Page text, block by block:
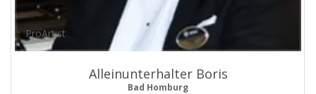
ProArtist
Alleinunterhalter Boris
Bad Homburg